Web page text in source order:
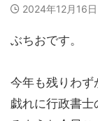
2024年12月16日
ぶちおです。
今年も残りわず
戯れに行政書